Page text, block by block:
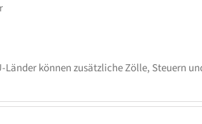
können zusätzliche Zölle, Steuern